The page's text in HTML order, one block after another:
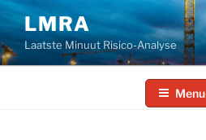
Ga
naar
de
inhoud
LMRA
Laatste Minuut Risico-Analyse
Menu